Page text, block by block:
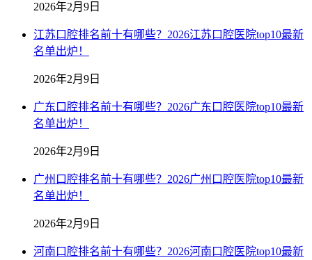
2026年2月9日
江苏口腔排名前十有哪些？2026江苏口腔医院top10最新
名单出炉！
2026年2月9日
广东口腔排名前十有哪些？2026广东口腔医院top10最新
名单出炉！
2026年2月9日
广州口腔排名前十有哪些？2026广州口腔医院top10最新
名单出炉！
2026年2月9日
河南口腔排名前十有哪些？2026河南口腔医院top10最新